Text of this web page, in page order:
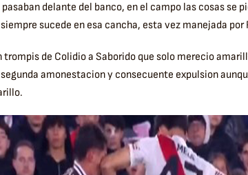
delante del banco, en el campo las cosas se
sucede en esa cancha, esta vez manejada por
trompis de Colidio a Saborido que solo merecio
amonestacion y consecuente expulsion